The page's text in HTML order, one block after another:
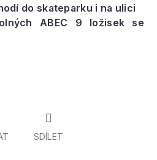
do skateparku i na ulici
ABEC 9 ložisek se
SDÍLET